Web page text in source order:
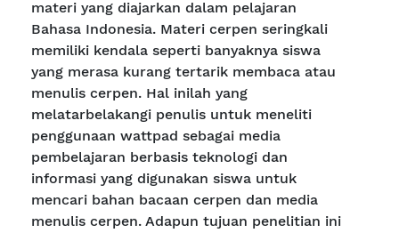
materi yang diajarkan dalam pelajaran
Bahasa Indonesia. Materi cerpen seringkali
memiliki kendala seperti banyaknya siswa
yang merasa kurang tertarik membaca atau
menulis cerpen. Hal inilah yang
melatarbelakangi penulis untuk meneliti
penggunaan wattpad sebagai media
pembelajaran berbasis teknologi dan
informasi yang digunakan siswa untuk
mencari bahan bacaan cerpen dan media
menulis cerpen. Adapun tujuan penelitian ini